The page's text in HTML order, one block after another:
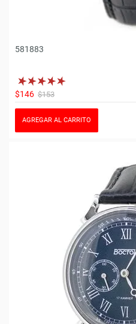
581883
$146 $153
AGREGAR AL CARRITO